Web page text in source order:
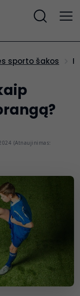
sporto šakos
(Atnaujinimas: